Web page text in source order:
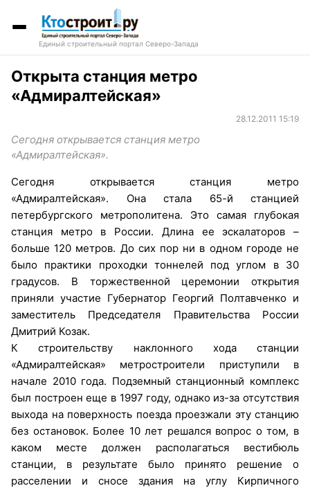
Единый строительный портал Северо-Запада
Открыта станция метро
«Адмиралтейская»
28.12.2011 15:19
Сегодня открывается станция метро
«Адмиралтейская».
Сегодня открывается станция метро
«Адмиралтейская». Она стала 65-й станцией
петербургского метрополитена. Это самая глубокая
станция метро в России. Длина ее эскалаторов –
больше 120 метров. До сих пор ни в одном городе не
было практики проходки тоннелей под углом в 30
градусов. В торжественной церемонии открытия
приняли участие Губернатор Георгий Полтавченко и
заместитель Председателя Правительства России
Дмитрий Козак.
К строительству наклонного хода станции
«Адмиралтейская» метростроители приступили в
начале 2010 года. Подземный станционный комплекс
был построен еще в 1997 году, однако из-за отсутствия
выхода на поверхность поезда проезжали эту станцию
без остановок. Более 10 лет решался вопрос о том, в
каком месте должен располагаться вестибюль
станции, в результате было принято решение о
расселении и сносе здания на углу Кирпичного